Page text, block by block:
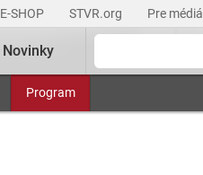
E-SHOP STVR.org Pre médiá
Program
Novinky